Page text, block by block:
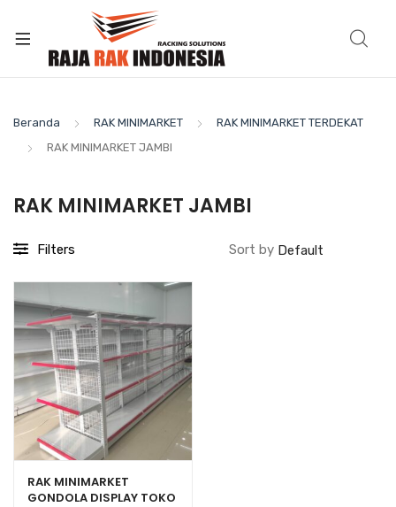
Beranda RAK MINIMARKET
RAK MINIMARKET TERDEKAT
RAK MINIMARKET JAMBI
RAK MINIMARKET JAMBI
Filters Sort by
RAK MINIMARKET
GONDOLA DISPLAY TOKO